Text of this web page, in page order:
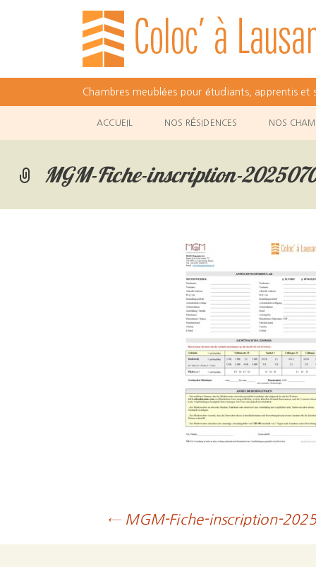
Chambres meublées pour étudiants, apprentis et
ACCUEIL NOS RÉSIDENCES NOS
MGM-Fiche-inscription-
navigation
←MGM-Fiche-inscription-